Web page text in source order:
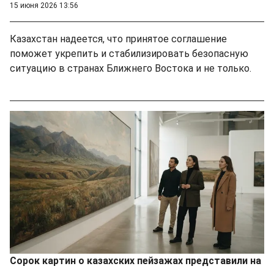
15 июня 2026 13:56
Казахстан надеется, что принятое соглашение
поможет укрепить и стабилизировать безопасную
ситуацию в странах Ближнего Востока и не только.
Сорок картин о казахских пейзажах представили на